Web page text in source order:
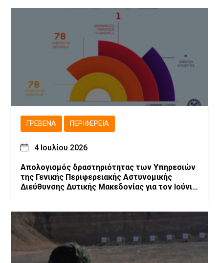
ΓΡΕΒΕΝΆ ΠΕΡΙΦΈΡΕΙΑ
4 Ιουλίου 2026
Απολογισμός δραστηριότητας των Υπηρεσιών
της Γενικής Περιφερειακής Αστυνομικής
Διεύθυνσης Δυτικής Μακεδονίας για τον Ιούνιο